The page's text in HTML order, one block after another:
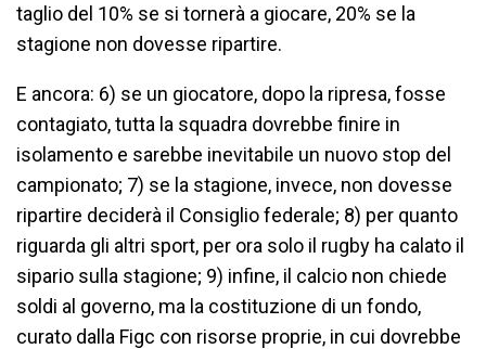
taglio del 10% se si tornerà a giocare, 20% se la
stagione non dovesse ripartire.
E ancora: 6) se un giocatore, dopo la ripresa, fosse
contagiato, tutta la squadra dovrebbe finire in
isolamento e sarebbe inevitabile un nuovo stop del
campionato; 7) se la stagione, invece, non dovesse
ripartire deciderà il Consiglio federale; 8) per quanto
riguarda gli altri sport, per ora solo il rugby ha calato il
sipario sulla stagione; 9) infine, il calcio non chiede
soldi al governo, ma la costituzione di un fondo,
curato dalla Figc con risorse proprie, in cui dovrebbe